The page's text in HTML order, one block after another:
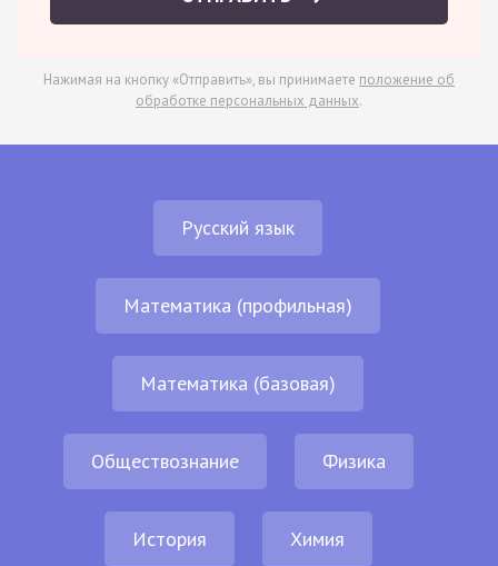
Нажимая на кнопку «Отправить», вы принимаете положение об
обработке персональных данных.
Русский язык
Математика (профильная)
Математика (базовая)
Обществознание Физика
История Химия